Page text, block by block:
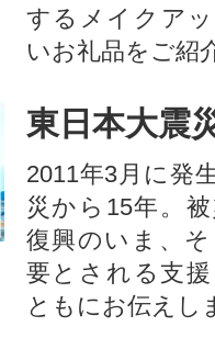
するメイクア
いお礼品をご紹
東日本大震
2011年3月に発
災から15年。
復興のいま、
要とされる支
ともにお伝えし